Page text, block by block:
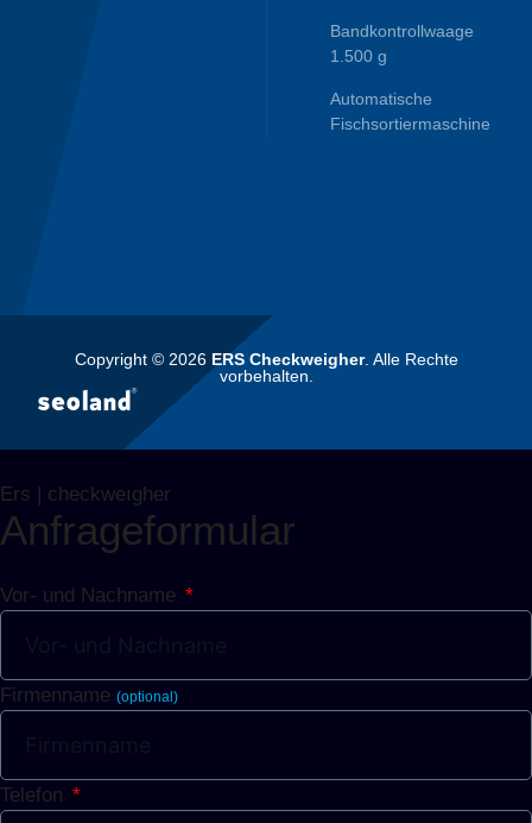
Bandkontrollwaage
1.500 g
Automatische
Fischsortiermaschine
Copyright © 2026 ERS Checkweigher. Alle Rechte
vorbehalten.
Ers | checkweıgher
Anfrageformular
Vor- und Nachname
Firmenname (optional)
Telefon